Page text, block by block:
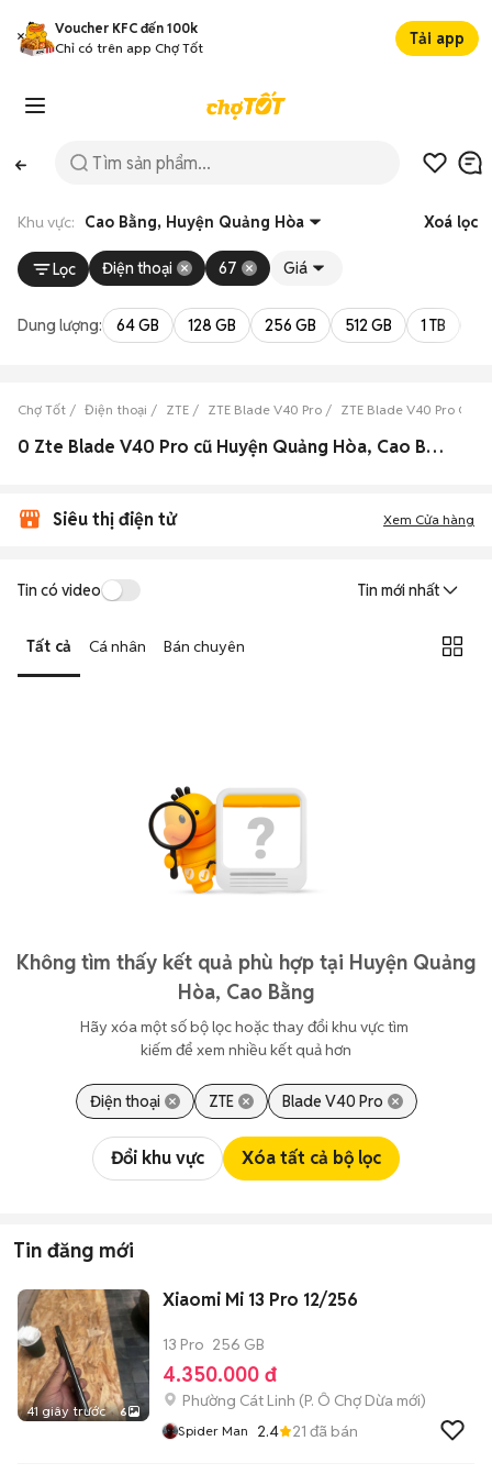
Voucher KFC đến 100k
Chỉ có trên app Chợ Tốt
Tải app
Khu vực: Cao Bằng, Huyện Quảng Hòa Xoá lọc
Lọc Điện thoại 67 Giá
Dung lượng: 64 GB 128 GB 256 GB 512 GB 1 TB
Chợ Tốt Điện thoại ZTE ZTE Blade V40 Pro ZTE Blade V40 Pro Cao
0 Zte Blade V40 Pro cũ Huyện Quảng Hòa, Cao Bằng đẹp
Siêu thị điện tử Xem Cửa hàng
Tin có video Tin mới nhất
Tất cả Cá nhân Bán chuyên
Không tìm thấy kết quả phù hợp tại Huyện Quảng
Hòa, Cao Bằng
Hãy xóa một số bộ lọc hoặc thay đổi khu vực tìm
kiếm để xem nhiều kết quả hơn
Điện thoại ZTE Blade V40 Pro
Đổi khu vực Xóa tất cả bộ lọc
Tin đăng mới
41 giây trước 6
Xiaomi Mi 13 Pro 12/256
13 Pro 256 GB
4.350.000 đ
Phường Cát Linh (P. Ô Chợ Dừa mới)
Spider Man 2.4 21 đã bán